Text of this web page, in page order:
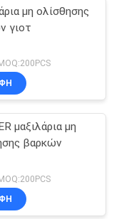
μη ολίσθησης
γιοτ
μαξιλάρια μη
βαρκών